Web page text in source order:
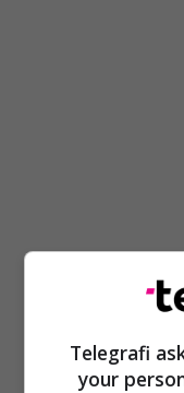
Telegrafi
your